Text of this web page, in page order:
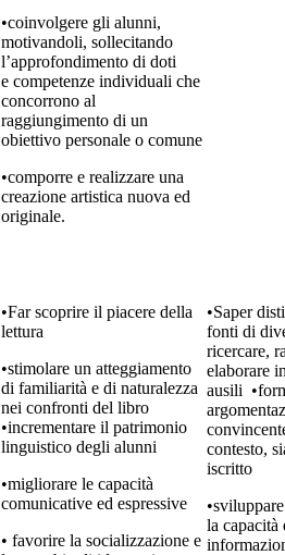
•coinvolgere gli alunni,
motivandoli, sollecitando
l’approfondimento di doti
e competenze individuali che
concorrono al
raggiungimento di un
obiettivo personale o comune
•comporre e realizzare una
creazione artistica nuova ed
originale.
•Far scoprire il piacere della
lettura
•stimolare un atteggiamento
di familiarità e di naturalezza
nei confronti del libro
•incrementare il patrimonio
linguistico degli alunni
•migliorare le capacità
comunicative ed espressive
• favorire la socializzazione e
•Saper
fonti di
ricercare,
elaborare
ausili
contesto,
iscritto
la capacità